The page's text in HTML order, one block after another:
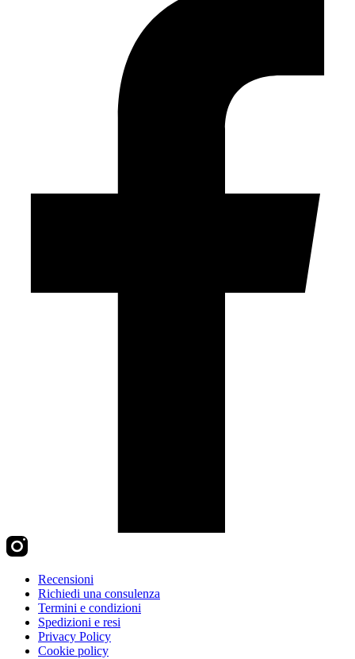
Recensioni
Richiedi una consulenza
Termini e condizioni
Spedizioni e resi
Privacy Policy
Cookie policy